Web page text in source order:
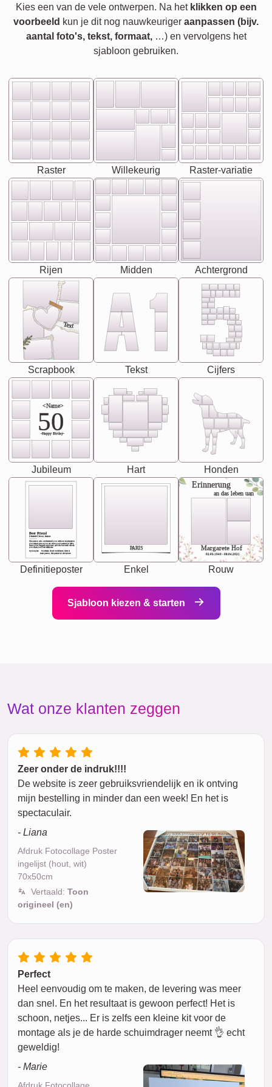
Kies een van de vele ontwerpen. Na het klikken op een
voorbeeld kun je dit nog nauwkeuriger aanpassen (bijv.
aantal foto's, tekst, formaat,…) en vervolgens het
sjabloon gebruiken.
Raster Willekeurig Raster-variatie
Rijen Midden Achtergrond
Text
Scrapbook Tekst Cijfers
<Name>
50
-Happy Birday-
Jubileum Hart Honden
Best Friend
[<NAME>] Noun, feminie
Synonyms: Soulmate, closet confidante, sister at
heart person, life partner in adventure.
The person who understands you without explanation
you accepts just as you are. She's your partner in life's,
chaos your biggest supporter, and the one with whom
you share your best memories.
Definitieposter
PARIS
Enkel
Erinnerung
an das leben uan
Margarete Hof
02.05.1940 - 08.04.2021
Rouw
Sjabloon kiezen & starten
Wat onze klanten zeggen
Zeer onder de indruk!!!!
De website is zeer gebruiksvriendelijk en ik ontving
mijn bestelling in minder dan een week! En het is
spectaculair.
- Liana
Afdruk Fotocollage Poster
ingelijst (hout, wit)
70x50cm
Vertaald: Toon
origineel (en)
Perfect
Heel eenvoudig om te maken, de levering was meer
dan snel. En het resultaat is gewoon perfect! Het is
schoon, netjes... Er is zelfs een kleine kit voor de
montage als je de harde schuimdrager neemt 👌 echt
geweldig!
- Marie